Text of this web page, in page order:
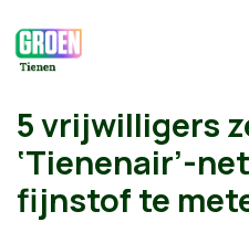
5 vrijwilligers
‘Tienenair’-
fijnstof te